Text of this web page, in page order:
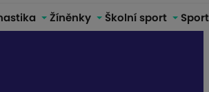
Žíněnky Školní sport